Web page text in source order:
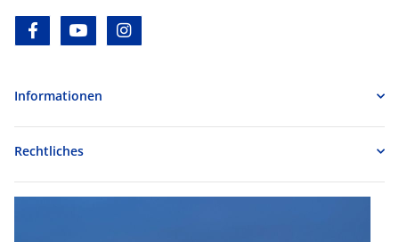
facebookyoutube
Informationen
Rechtliches